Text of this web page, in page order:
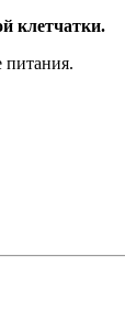
клетчатки.
питания.